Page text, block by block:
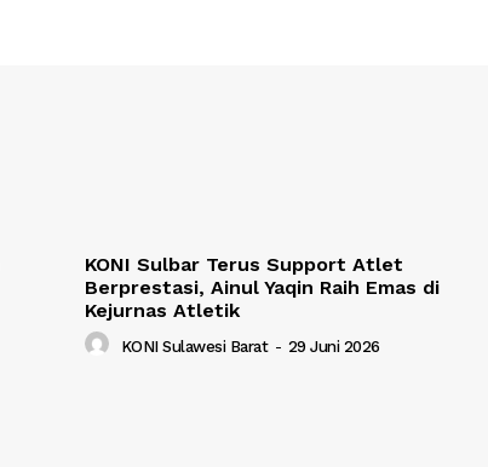
KONI Sulbar Terus Support Atlet
Berprestasi, Ainul Yaqin Raih Emas di
Kejurnas Atletik
KONI Sulawesi Barat - 29 Juni 2026